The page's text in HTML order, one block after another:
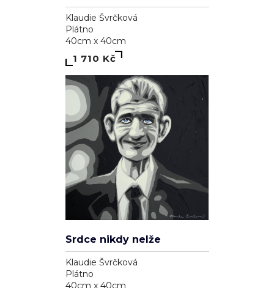
Klaudie Švrčková
Plátno
40cm x 40cm
1 710 Kč
Srdce nikdy nelže
Klaudie Švrčková
Plátno
40cm x 40cm